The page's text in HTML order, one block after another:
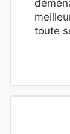
toute